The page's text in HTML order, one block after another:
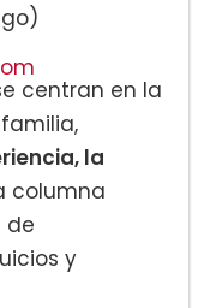
centran en la
la
columna
de
y